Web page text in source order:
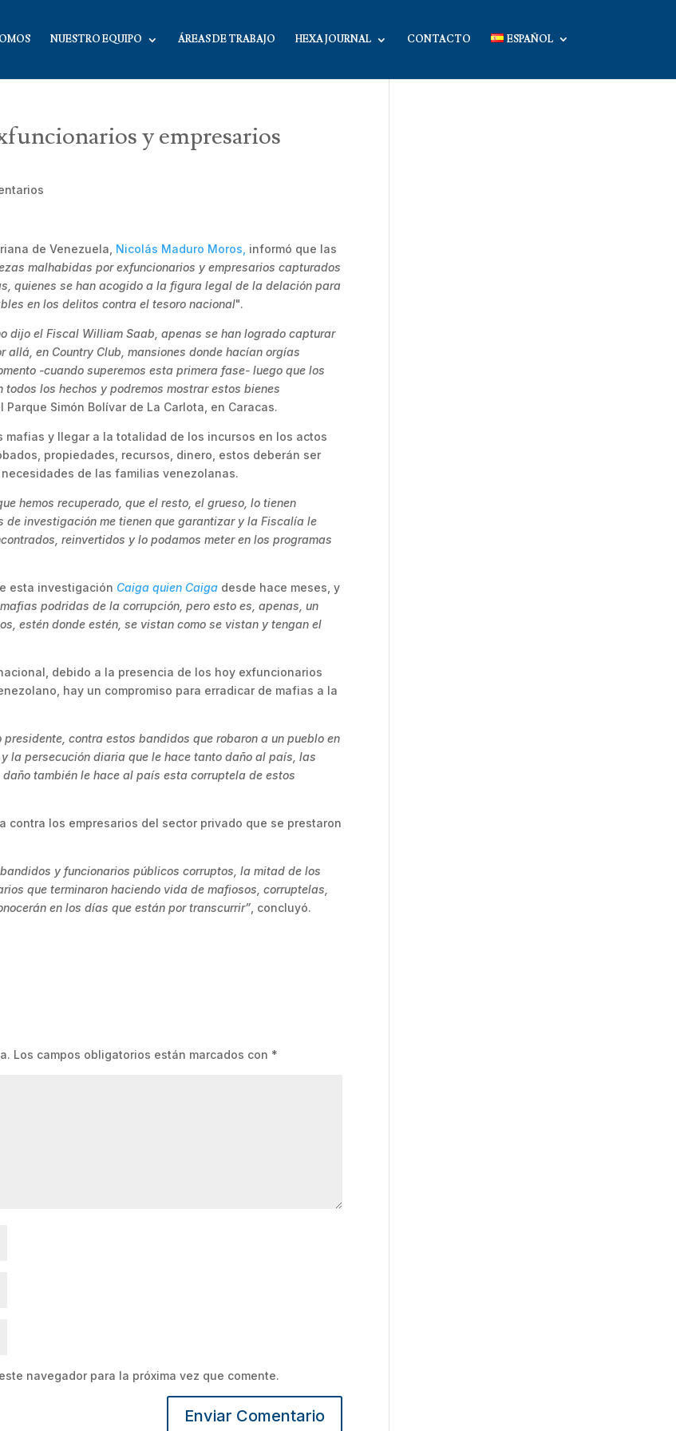
NUESTRO EQUIPO ÁREAS DE TRABAJO HEXA JOURNAL CONTACTO ESPAÑOL
y empresarios
de Venezuela, Nicolás Maduro Moros, informó que las
malhabidas por exfuncionarios y empresarios capturados
quienes se han acogido a la figura legal de la delación para
en los delitos contra el tesoro nacional".
dijo el Fiscal William Saab, apenas se han logrado capturar
en Country Club, mansiones donde hacían orgías
-cuando superemos esta primera fase- luego que los
los hechos y podremos mostrar estos bienes
Simón Bolívar de La Carlota, en Caracas.
y llegar a la totalidad de los incursos en los actos
propiedades, recursos, dinero, estos deberán ser
de las familias venezolanas.
hemos recuperado, que el resto, el grueso, lo tienen
investigación me tienen que garantizar y la Fiscalía le
reinvertidos y lo podamos meter en los programas
esta investigación Caiga quien Caiga desde hace meses, y
podridas de la corrupción, pero esto es, apenas, un
estén donde estén, se vistan como se vistan y tengan el
debido a la presencia de los hoy exfuncionarios
hay un compromiso para erradicar de mafias a la
contra estos bandidos que robaron a un pueblo en
la persecución diaria que le hace tanto daño al país, las
también le hace al país esta corruptela de estos
contra los empresarios del sector privado que se prestaron
y funcionarios públicos corruptos, la mitad de los
que terminaron haciendo vida de mafiosos, corruptelas,
en los días que están por transcurrir” , concluyó.
Los campos obligatorios están marcados con *
navegador para la próxima vez que comente.